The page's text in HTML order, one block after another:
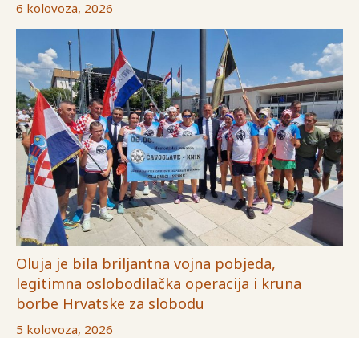
6 kolovoza, 2026
Oluja je bila briljantna vojna pobjeda,
legitimna oslobodilačka operacija i kruna
borbe Hrvatske za slobodu
5 kolovoza, 2026